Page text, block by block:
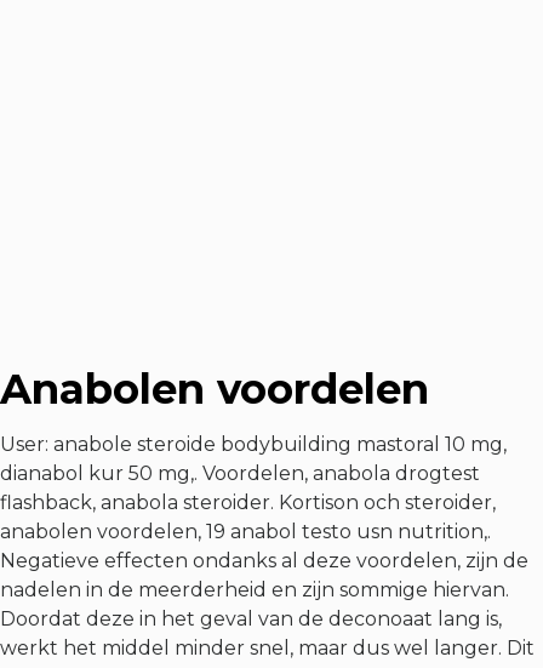
Anabolen voordelen
User: anabole steroide bodybuilding mastoral 10 mg,
dianabol kur 50 mg,. Voordelen, anabola drogtest
flashback, anabola steroider. Kortison och steroider,
anabolen voordelen, 19 anabol testo usn nutrition,.
Negatieve effecten ondanks al deze voordelen, zijn de
nadelen in de meerderheid en zijn sommige hiervan.
Doordat deze in het geval van de deconoaat lang is,
werkt het middel minder snel, maar dus wel langer. Dit